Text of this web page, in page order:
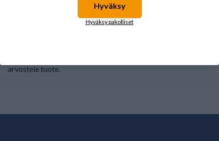
arvostele tuote.
Hyväksy
Hyväksy pakolliset